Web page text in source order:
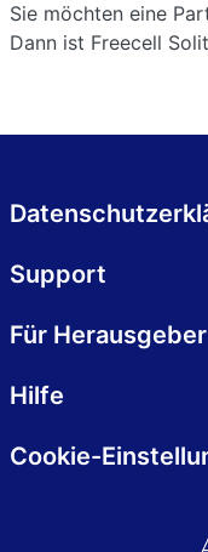
Sie möchten eine
Dann ist Freecell
Support
Für Herausgeber
Hilfe
Cookie-